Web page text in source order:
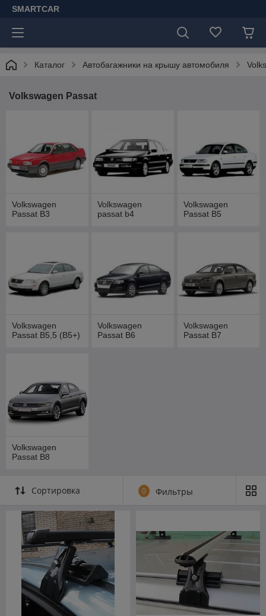
SMARTCAR
Каталог Автобагажники на крышу автомобиля
Volkswagen Passat
Volkswagen
Passat B3
Volkswagen
passat b4
Volkswagen
Passat B5
Volkswagen
Passat B5,5 (B5+)
Volkswagen
Passat B6
Volkswagen
Passat B7
Volkswagen
Passat B8
Сортировка 0 Фильтры